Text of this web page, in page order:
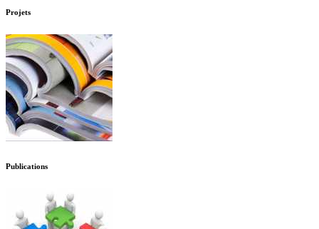
Projets
Publications